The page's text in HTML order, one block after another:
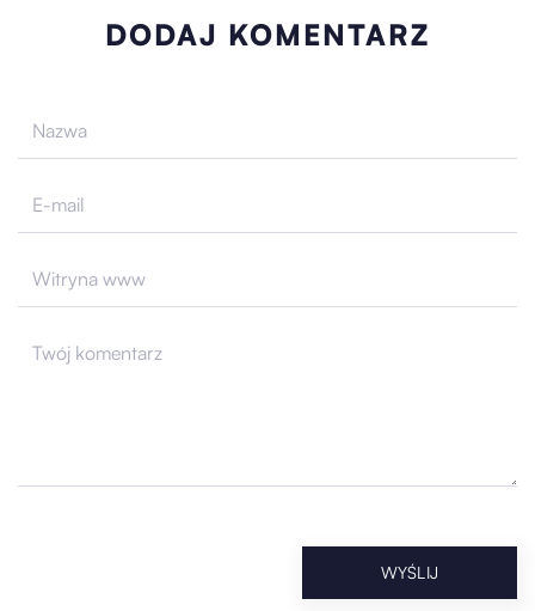
DODAJ KOMENTARZ